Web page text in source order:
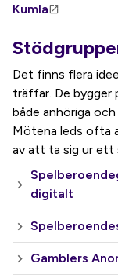
Kumla
Det finns flera
träffar. De bygger
både anhöriga
Mötena leds ofta
av att ta sig ur ett
digitalt
Gamblers